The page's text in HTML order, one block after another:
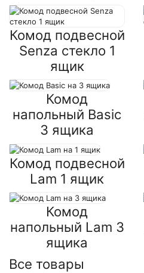
Комод подвесной
Senza стекло 1
ящик
Комод
напольный Basic
3 ящика
Комод подвесной
Lam 1 ящик
Комод
напольный Lam 3
ящика
Все товары